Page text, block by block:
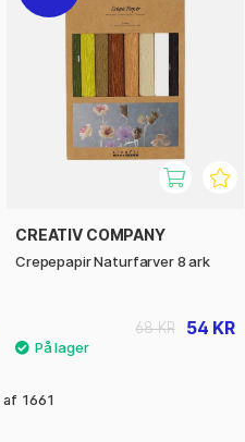
CREATIV COMPANY
Crepepapir Naturfarver 8 ark
54 KR
68 KR
af 1661